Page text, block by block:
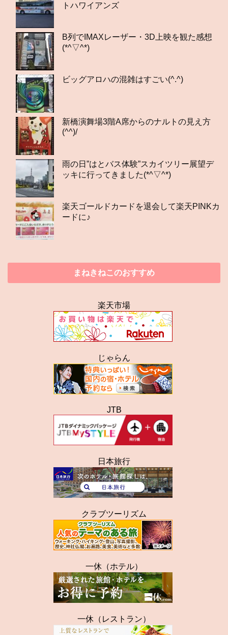
トハワイアンズ
B列でIMAXレーザー・3D上映を観た感想
(*^▽^*)
ビッグアロハの混雑はすごい(^.^)
新橋演舞場3階A席からのナルトの見え方
(^^)/
雨の日”はとバス体験”スカイツリー展望デ
ッキに行ってきました(*^▽^*)
楽天ゴールドカードを退会して楽天PINKカ
ードに♪
まねきねこのおすすめ
楽天市場
じゃらん
JTB
日本旅行
クラブツーリズム
一休（ホテル）
一休（レストラン）